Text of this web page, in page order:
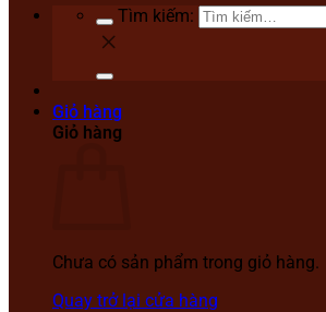
Tìm kiếm:
Giỏ hàng
Giỏ hàng
Chưa có sản phẩm trong giỏ hàng.
Quay trở lại cửa hàng